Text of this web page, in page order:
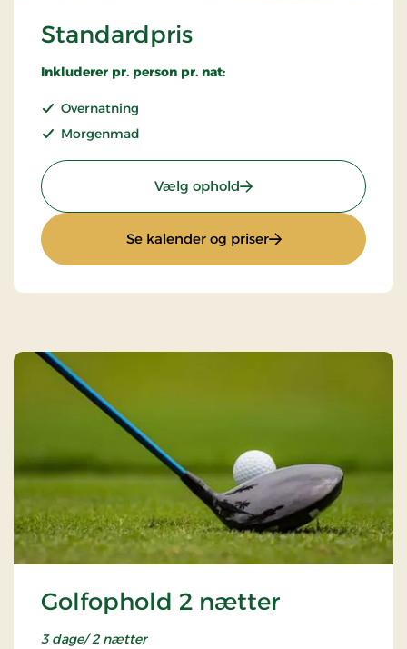
Standardpris
Inkluderer pr. person pr. nat:
Overnatning
Morgenmad
Vælg ophold: Standardpris
Se kalender og priser: Standardpris
Golfophold 2 nætter
3 dage/ 2 nætter